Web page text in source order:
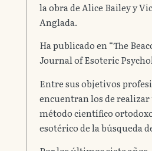
la obra de Alice Bailey y
Anglada.
Ha publicado en “The
Journal of Esoteric
Entre sus objetivos
encuentran los de realizar
método científico
esotérico de la búsqueda